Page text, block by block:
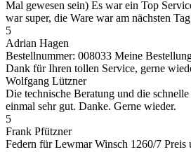
Mal gewesen sein) Es war ein Top
war super, die Ware war am nächsten
5
Adrian Hagen
Bestellnummer: 008033 Meine
Dank für Ihren tollen Service, gerne
Wolfgang Lützner
Die technische Beratung und die
einmal sehr gut. Danke. Gerne wieder.
5
Frank Pfützner
Federn für Lewmar Winsch 1260/7